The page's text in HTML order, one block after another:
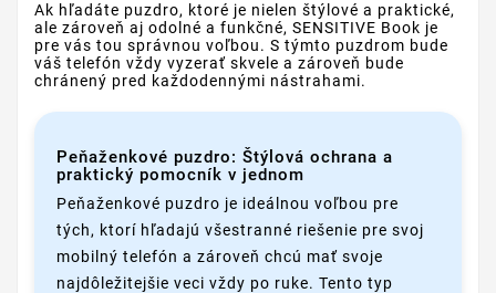
Ak hľadáte puzdro, ktoré je nielen štýlové a praktické,
ale zároveň aj odolné a funkčné, SENSITIVE Book je
pre vás tou správnou voľbou. S týmto puzdrom bude
váš telefón vždy vyzerať skvele a zároveň bude
chránený pred každodennými nástrahami.
Peňaženkové puzdro: Štýlová ochrana a
praktický pomocník v jednom
Peňaženkové puzdro je ideálnou voľbou pre
tých, ktorí hľadajú všestranné riešenie pre svoj
mobilný telefón a zároveň chcú mať svoje
najdôležitejšie veci vždy po ruke. Tento typ